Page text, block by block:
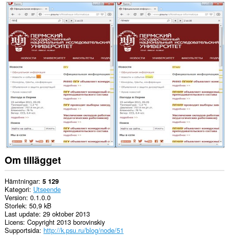
Om tillägget
Hämtningar 5 129
Kategori Utseende
Version 0.1.0.0
Storlek 50,9 kB
Last update 29 oktober 2013
Licens Copyright 2013 borovinskiy
Supportsida http://k.psu.ru/blog/node/51